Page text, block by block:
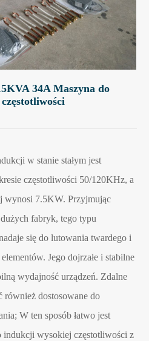
34A Maszyna do
w stanie stałym jest
częstotliwości 50/120KHz, a
wynosi 7.5KW. Przyjmując
fabryk, tego typu
się do lutowania twardego i
Jego dojrzałe i stabilne
wydajność urządzeń. Zdalne
również dostosowane do
W ten sposób łatwo jest
indukcji wysokiej częstotliwości z